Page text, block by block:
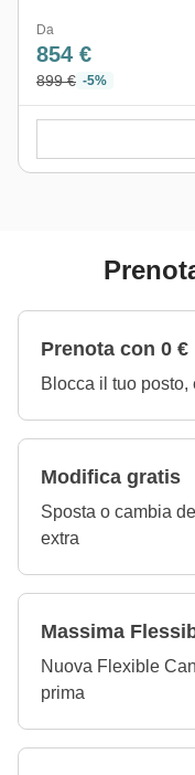
Da
854 €
899 € -5%
Prenota con 0 €
Blocca il tuo
Modifica gratis
Sposta o cambia
extra
Massima
Nuova Flexible
prima